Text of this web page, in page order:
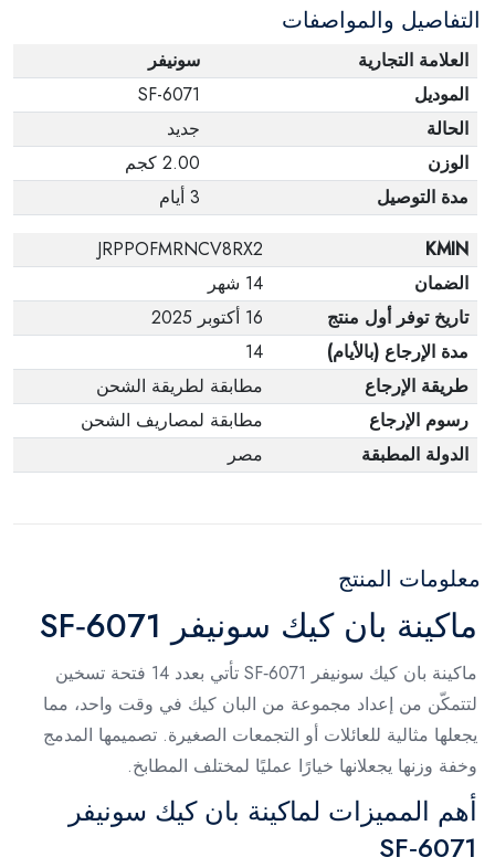
وفي عبواتها الأصلية.
التفاصيل والمواصفات
العلامة التجارية
سونيفر
الموديل
SF-6071
الحالة
جديد
الوزن
2.00 كجم
مدة التوصيل
3 أيام
KMIN
JRPPOFMRNCV8RX2
الضمان
14 شهر
تاريخ توفر أول منتج
16 أكتوبر 2025
مدة الإرجاع (بالأيام)
14
طريقة الإرجاع
مطابقة لطريقة الشحن
رسوم الإرجاع
مطابقة لمصاريف الشحن
الدولة المطبقة
مصر
معلومات المنتج
ماكينة بان كيك سونيفر SF‑6071
ماكينة بان كيك سونيفر SF‑6071 تأتي بعدد 14 فتحة تسخين
لتتمكّن من إعداد مجموعة من البان كيك في وقت واحد، مما
يجعلها مثالية للعائلات أو التجمعات الصغيرة. تصميمها المدمج
وخفة وزنها يجعلانها خيارًا عمليًا لمختلف المطابخ.
أهم المميزات لماكينة بان كيك سونيفر
SF‑6071